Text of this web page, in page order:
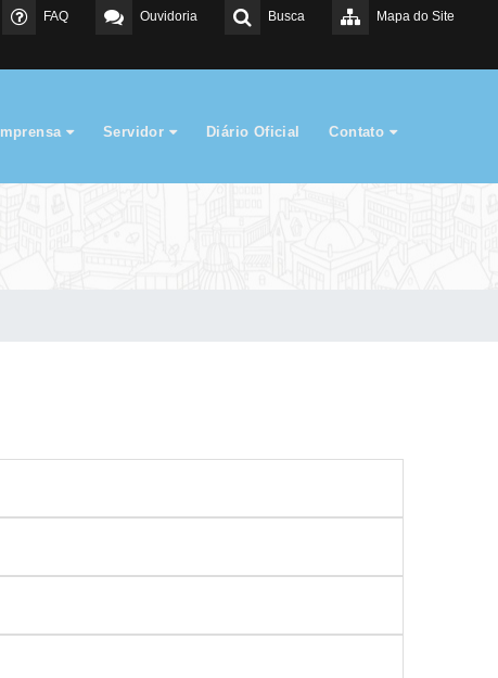
Mapa do Site
Busca
Ouvidoria
FAQ
Imprensa Servidor Diário Oficial Contato